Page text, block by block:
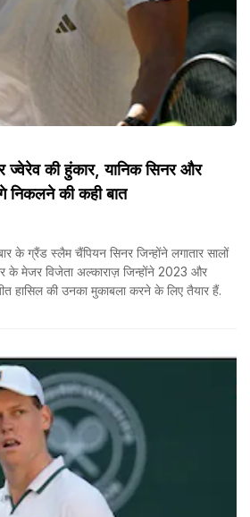
की हुंकार, यानिक सिनर और
निकलने की कही बात
के ग्रैंड स्लैम चैंपियन सिनर जिन्होंने लगातार सालों
के मेजर विजेता अल्काराज़ जिन्होंने 2023 और
की उनका मुकाबला करने के लिए तैयार हैं.